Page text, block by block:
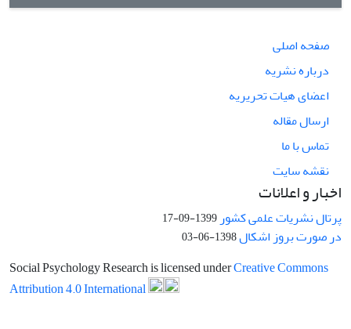
صفحه اصلی
درباره نشریه
اعضای هیات تحریریه
ارسال مقاله
تماس با ما
نقشه سایت
اخبار و اعلانات
پرتال نشریات علمی کشور 1399-09-17
در صورت بروز اشکال1398-06-03
Social Psychology Research is licensed underCreative Commons
Attribution 4.0 International